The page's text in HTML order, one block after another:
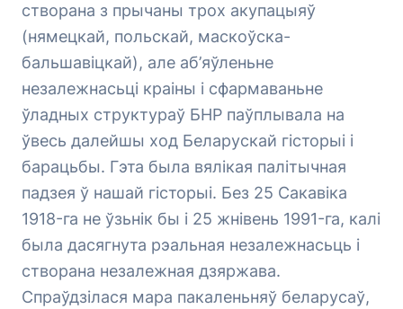
створана з прычаны трох акупацыяў
(нямецкай, польскай, маскоўска-
бальшавіцкай), але аб’яўленьне
незалежнасьці краіны і сфармаваньне
ўладных структураў БНР паўплывала на
ўвесь далейшы ход Беларускай гісторыі і
барацьбы. Гэта была вялікая палітычная
падзея ў нашай гісторыі. Без 25 Сакавіка
1918-га не ўзьнік бы і 25 жнівень 1991-га, калі
была дасягнута рэальная незалежнасьць і
створана незалежная дзяржава.
Спраўдзілася мара пакаленьняў беларусаў,